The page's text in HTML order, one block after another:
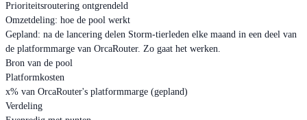
Prioriteitsroutering ontgrendeld
Omzetdeling: hoe de pool werkt
Gepland: na de lancering delen Storm-tierleden elke maand in een deel van
de platformmarge van OrcaRouter. Zo gaat het werken.
Bron van de pool
Platformkosten
x% van OrcaRouter's platformmarge (gepland)
Verdeling